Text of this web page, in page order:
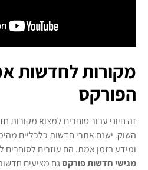
מקורות לחדשות
הפורקס
זה חיוני עבור סוחרים למצוא מקורות
השוק. ישנם אתרי חדשות כלכליים
ומידע בזמן אמת. הם עוזרים
מגישי חדשות פורקסגם מציעים